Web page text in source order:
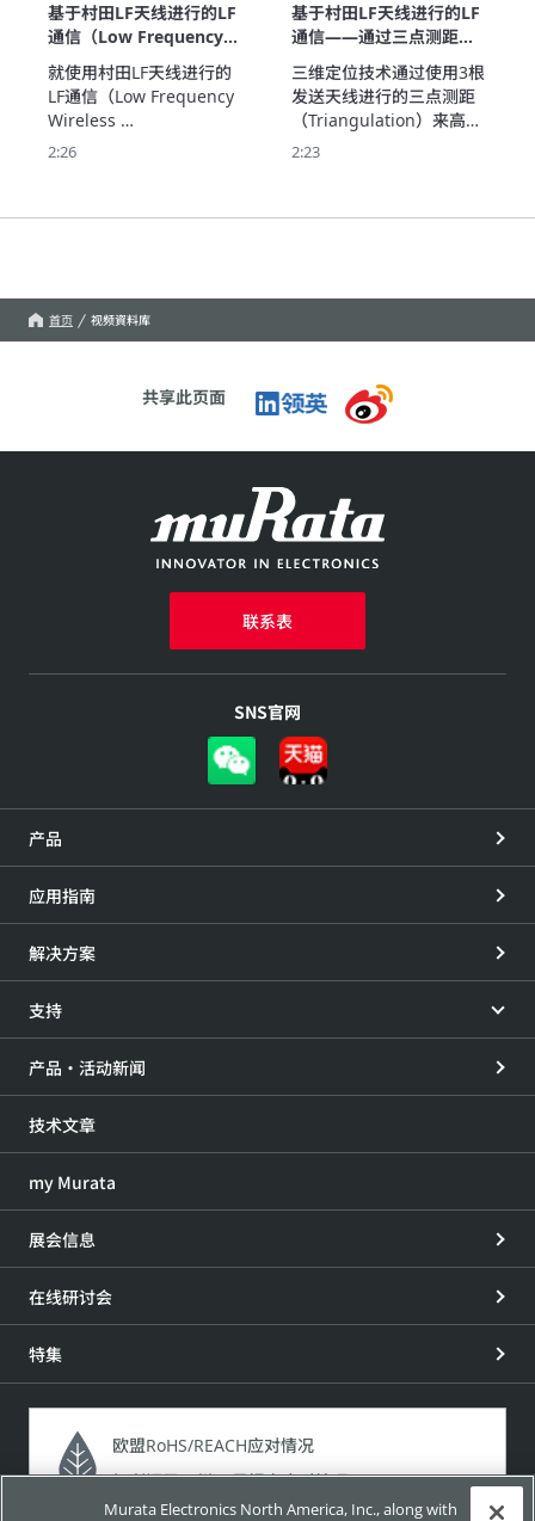
基于村田LF天线进行的LF
通信（Low Frequency
Wireless）——利用磁场
实现稳定、高精度的距离
测量和位置检测
（Magnetic Field
Ranging &
就使用村田LF天线进行的
LF通信（Low Frequency
Wireless
Communication），对利
易受水、人体和金属等影
等好处进行介绍，并展示
IoT、设备控制和位置检测
2:26
基于村田LF天线进行的LF
通信——通过三点测距进
行的高精度实时三维定位
（Real time 3D
Positioning/Location)
三维定位技术通过使用3根
发送天线进行的三点测距
（Triangulation）来高速
且高精度地计算位置
技术可以应用于无人机控
2:23
首页 视频資料库
共享此页面
联系表
SNS官网
产品
应用指南
解决方案
支持
产品・活动新闻
技术文章
my Murata
展会信息
在线研讨会
特集
欧盟RoHS/REACH应对情况
加利福尼亚州65号提案应对情况
Murata Electronics North America, Inc., along with